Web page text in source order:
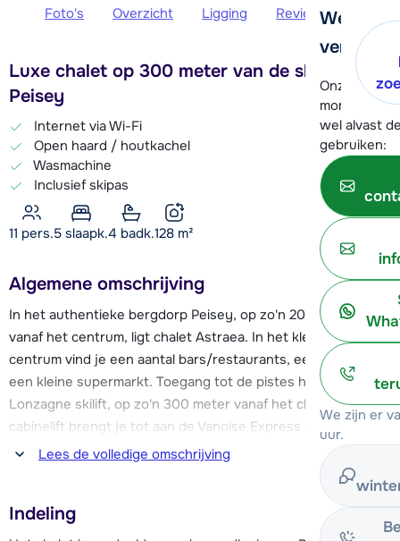
We
verder!
Onze
moment
wel alvast
gebruiken:
We zijn er
uur.
Foto's Overzicht Ligging Reviews
Luxe chalet op 300 meter van de skilift in
Peisey
Internet via Wi-Fi
Open haard / houtkachel
Wasmachine
Inclusief skipas
11 pers.5 slaapk.4 badk.128 m²
Algemene omschrijving
In het authentieke bergdorp Peisey, op zo'n 200 meter
vanaf het centrum, ligt chalet Astraea. In het kleinschalige
centrum vind je een aantal bars/restaurants, een bakker en
een kleine supermarkt. Toegang tot de pistes heb je via de
Lonzagne skilift, op zo'n 300 meter vanaf het chalet. Deze
cabinelift brengt je tot aan de Vanoise Express en vanaf hier
heb je de keuze om de oversteek naar het skigebied van La
Plagne te maken of om de pistes van Les Arcs te ontdekken,
genoeg mogelijkheden dus! Tip: met de uitgebreide Paradiski
Illimité skipas kan je de oversteek met de Vanoise Express lift
Lees de volledige omschrijving
Indeling